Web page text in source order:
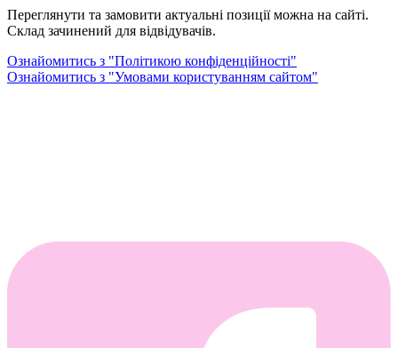
Переглянути та замовити актуальні позиції можна на сайті.
Склад зачинений для відвідувачів.
Ознайомитись з "Політикою конфіденційності"
Ознайомитись з "Умовами користуванням сайтом"